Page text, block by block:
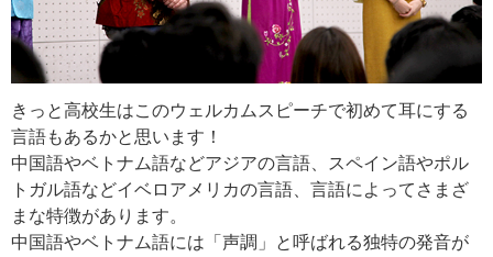
きっと高校生はこのウェルカムスピーチで初めて耳にする
言語もあるかと思います！
中国語やベトナム語などアジアの言語、スペイン語やポル
トガル語などイベロアメリカの言語、言語によってさまざ
まな特徴があります。
中国語やベトナム語には「声調」と呼ばれる独特の発音が